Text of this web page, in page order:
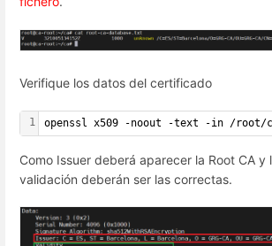
Verifique los datos del certificado
1 openssl x509 -noout -text -in /root/
Como Issuer deberá aparecer la Root CA y
validación deberán ser las correctas.